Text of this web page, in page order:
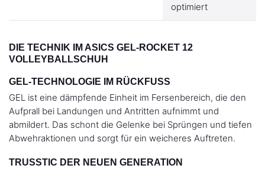
optimiert
DIE TECHNIK IM ASICS GEL-ROCKET 12
VOLLEYBALLSCHUH
GEL-TECHNOLOGIE IM RÜCKFUSS
GEL ist eine dämpfende Einheit im Fersenbereich, die den
Aufprall bei Landungen und Antritten aufnimmt und
abmildert. Das schont die Gelenke bei Sprüngen und tiefen
Abwehraktionen und sorgt für ein weicheres Auftreten.
TRUSSTIC DER NEUEN GENERATION